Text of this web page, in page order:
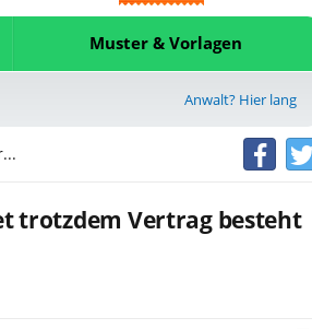
Muster & Vorlagen
Anwalt? Hier lang
trotzdem Vertrag besteht